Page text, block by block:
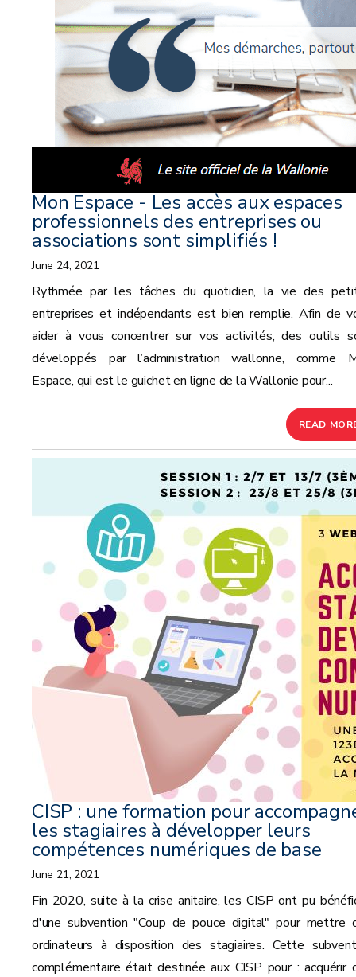
Mon Espace - Les accès aux espaces
professionnels des entreprises ou
associations sont simplifiés !
June 24, 2021
Rythmée par les tâches du quotidien, la vie des
entreprises et indépendants est bien remplie. Afin de
aider à vous concentrer sur vos activités, des outils
développés par l’administration wallonne, comme
Espace, qui est le guichet en ligne de la Wallonie pour...
READ
CISP : une formation pour
les stagiaires à développer leurs
compétences numériques de base
June 21, 2021
Fin 2020, suite à la crise anitaire, les CISP ont pu
d'une subvention "Coup de pouce digital" pour mettre
ordinateurs à disposition des stagiaires. Cette
complémentaire était destinée aux CISP pour : acquérir